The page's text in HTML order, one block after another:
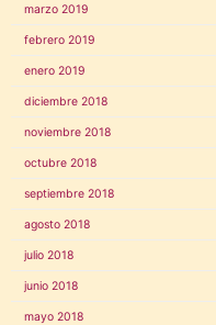
marzo 2019
febrero 2019
enero 2019
diciembre 2018
noviembre 2018
octubre 2018
septiembre 2018
agosto 2018
julio 2018
junio 2018
mayo 2018